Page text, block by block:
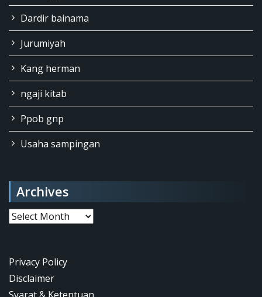
Dardir bainama
Jurumiyah
Kang herman
ngaji kitab
Ppob gnp
Usaha sampingan
Archives
Archives
Privacy Policy
Disclaimer